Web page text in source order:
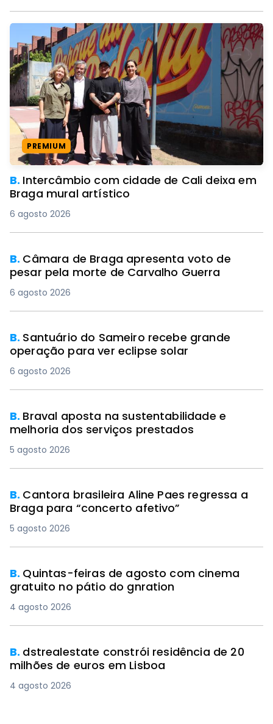
PREMIUM
B. Intercâmbio com cidade de Cali deixa em
Braga mural artístico
6 agosto 2026
B. Câmara de Braga apresenta voto de
pesar pela morte de Carvalho Guerra
6 agosto 2026
B. Santuário do Sameiro recebe grande
operação para ver eclipse solar
6 agosto 2026
B. Braval aposta na sustentabilidade e
melhoria dos serviços prestados
5 agosto 2026
B. Cantora brasileira Aline Paes regressa a
Braga para “concerto afetivo”
5 agosto 2026
B. Quintas-feiras de agosto com cinema
gratuito no pátio do gnration
4 agosto 2026
B. dstrealestate constrói residência de 20
milhões de euros em Lisboa
4 agosto 2026